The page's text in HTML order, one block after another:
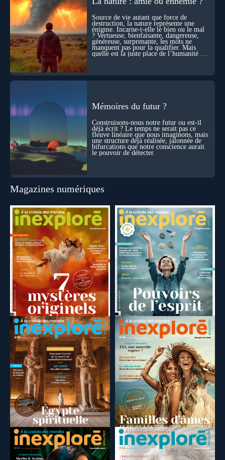
durant ses sorties, protocoles scientifiques… et toujours, cette
sensation étrange d’être relié à bien plus vaste que lui-même
! Sommes-nous à l’aube d’une révolution de la conscience ?
Sans doute. Mais encore faut-il accepter d’explorer ces
territoires avec lucidité, et rigueur…
Source de vie autant que force de
destruction, la nature représente une
énigme. Incarne-t-elle le bien ou le mal
? Vertueuse, bienfaisante, dangereuse,
généreuse, surprenante, les mots ne
manquent pas pour la qualifier. Mais
quelle est la juste place de l’humanité au
Mémoires du futur ?
Construisons-nous notre futur ou est-il
déjà écrit ? Le temps ne serait pas ce
fleuve linéaire que nous imaginons, mais
une structure déjà réalisée, jalonnée de
bifurcations que notre conscience aurait
le pouvoir de détecter.
Magazines numériques